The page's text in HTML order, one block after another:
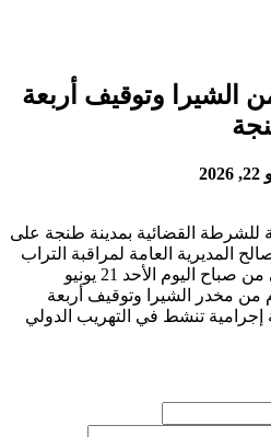
من الشيرا وتوقيف أربعة
للشرطة القضائية بمدينة طنجة على
المديرية العامة لمراقبة التراب
الوطني، خلال الساعات الأولى من صباح اليوم الأحد 21 يونيو
700 كيلوغرام من مخدر الشيرا وتوقيف أربعة
تنشط في التهريب الدولي